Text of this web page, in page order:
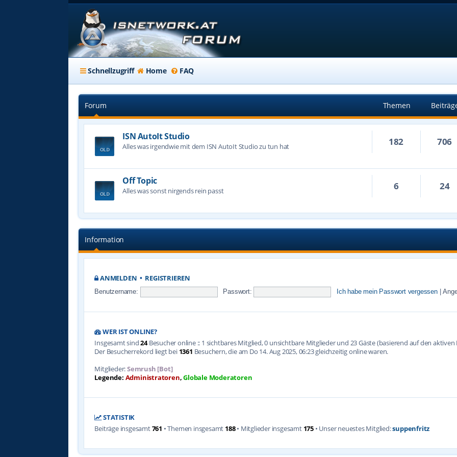
Schnellzugriff Home FAQ
Forum Themen
ISN AutoIt Studio
Alles was irgendwie mit dem ISN AutoIt Studio zu tun hat 182 706
Off Topic
Alles was sonst nirgends rein passt 6 24
Information
ANMELDEN • REGISTRIEREN
Benutzername: Passwort: Ich habe mein Passwort vergessen
WER IST ONLINE?
Insgesamt sind24Besucher online :: 1 sichtbares Mitglied, 0 unsichtbare Mitglieder und 23 Gäste (basierend auf den
Der Besucherrekord liegt bei 1361 Besuchern, die am Do 14. Aug 2025, 06:23 gleichzeitig online waren.
Mitglieder:Semrush [Bot]
Legende: Administratoren,Globale Moderatoren
STATISTIK
Beiträge insgesamt761 • Themen insgesamt 188• Mitglieder insgesamt 175 • Unser neuestes Mitglied:suppenfritz